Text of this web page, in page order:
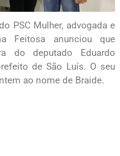
PSC Mulher, advogada e
Feitosa anunciou que
do deputado Eduardo
de São Luís. O seu
ao nome de Braide.